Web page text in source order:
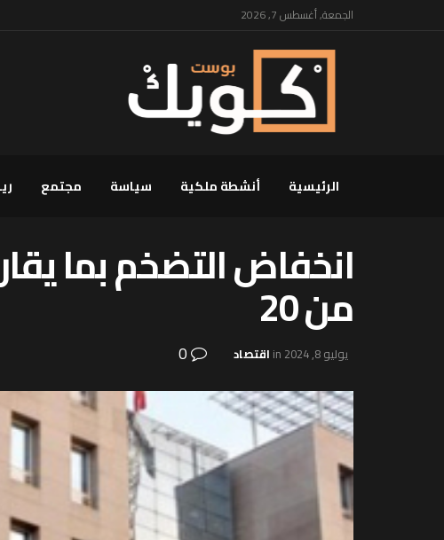
الجمعة, أغسطس 7, 2026
الرئيسية أنشطة ملكية سياسة مجتمع
من 20
يوليو 8, 2024 in اقتصاد